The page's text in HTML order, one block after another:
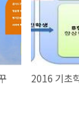
2016 기초